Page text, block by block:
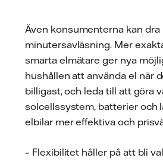
Även konsumenterna kan dra
minutersavläsning. Mer
smarta elmätare ger nya
hushållen att använda el när
billigast, och leda till att göra
solcellssystem, batterier och
elbilar mer effektiva och
– Flexibilitet håller på att bli